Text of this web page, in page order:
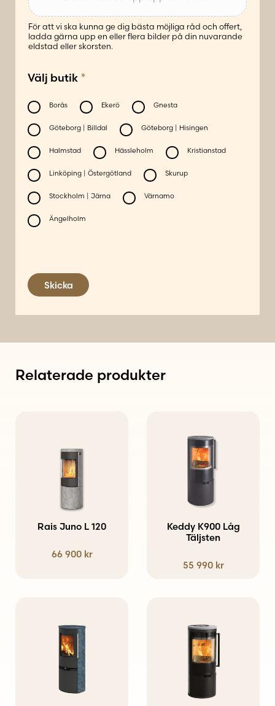
För att vi ska kunna ge dig bästa möjliga råd och offert,
ladda gärna upp en eller flera bilder på din nuvarande
eldstad eller skorsten.
Välj butik *
Borås Ekerö Gnesta
Göteborg | Billdal Göteborg | Hisingen
Halmstad Hässleholm Kristianstad
Linköping | Östergötland Skurup
Stockholm | Järna Värnamo
Ängelholm
Skicka
Relaterade produkter
Rais Juno L 120
66 900 kr
produkten
varianter.
olika
produktsidan
Keddy K900 Låg
Täljsten
55 990 kr